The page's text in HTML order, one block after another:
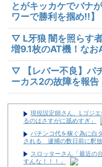
とがキッカケでバナ
ワーで勝利を掴め!!】
▽ L牙狼 闇を照らす
増9.1枚のAT機！なお
▽ 【レバー不良】パ
ーカス2の故障を報告
現役設定師さん、Lゴジ
るのはさすがに舐めすぎ」
パチンコ代を稼ぐ為に白
される 逮捕の数日前に釈
スロッターさん「最近の
すんな！！！」